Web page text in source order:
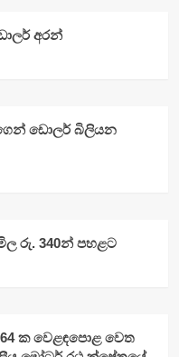
අරන්
ඩොලර් බිලියන
රු. 340න් පහළට
64 ක වෙළඳපොළ වෙත